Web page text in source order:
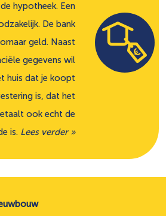
hypotheek. Een
De bank
geld. Naast
gegevens wil
huis dat je koopt
is, dat het
ook echt de
is. Lees verder »